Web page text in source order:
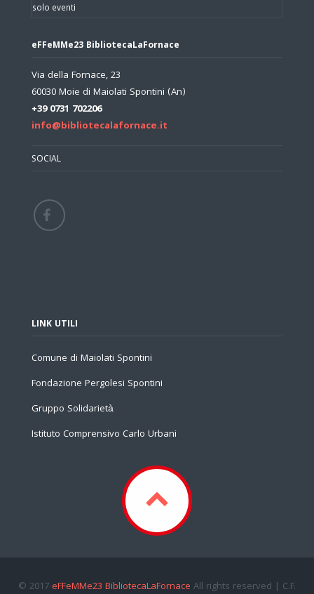
solo eventi
eFFeMMe23 BibliotecaLaFornace
Via della Fornace, 23
60030 Moie di Maiolati Spontini (An)
+39 0731 702206
info@bibliotecalafornace.it
SOCIAL
LINK UTILI
Comune di Maiolati Spontini
Fondazione Pergolesi Spontini
Gruppo Solidarietà
Istituto Comprensivo Carlo Urbani
© 2017 eFFeMMe23 BibliotecaLaFornace All rights reserved | C.F.